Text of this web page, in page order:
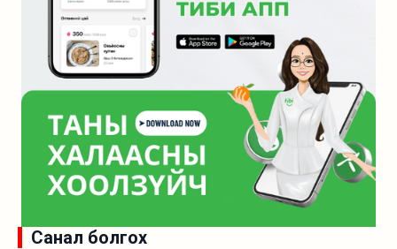
Санал болгох